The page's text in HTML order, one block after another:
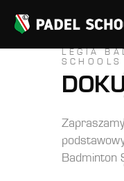
LEGIA
SCHOOLS
Badminton